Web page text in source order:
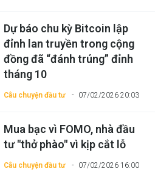
Câu chuyện đầu tư 07/02/2026 20:03
Dự báo chu kỳ Bitcoin lập
đỉnh lan truyền trong cộng
đồng đã “đánh trúng” đỉnh
tháng 10
Câu chuyện đầu tư 07/02/2026 16:00
Mua bạc vì FOMO, nhà đầu
tư "thở phào" vì kịp cắt lỗ